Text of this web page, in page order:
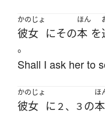
かのじょ
彼女 にその
ほん
本 を
。
Shall I ask her to
かのじょ
彼女 に２、３ の
ほ
本